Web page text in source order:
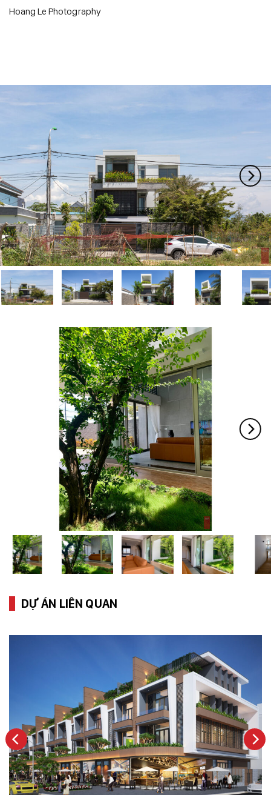
Hoang Le Photography
DỰ ÁN LIÊN QUAN